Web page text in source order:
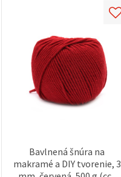
Bavlnená šnúra na
makramé a DIY tvorenie, 3